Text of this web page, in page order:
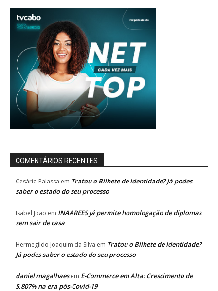
COMENTÁRIOS RECENTES
Cesário Palassa em Tratou o Bilhete de Identidade? Já podes
saber o estado do seu processo
Isabel João em INAAREES já permite homologação de diplomas
sem sair de casa
Hermegildo Joaquim da Silva em Tratou o Bilhete de Identidade?
Já podes saber o estado do seu processo
daniel magalhaesem E-Commerce em Alta: Crescimento de
5.807% na era pós-Covid-19